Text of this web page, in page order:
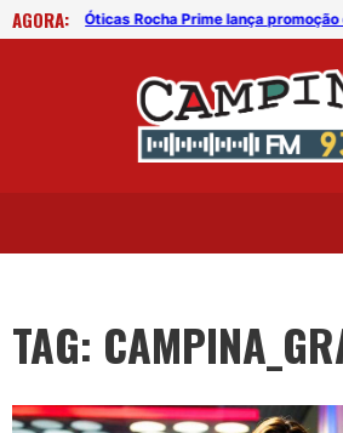
AGORA:
Óticas Rocha Prime lança promoção de Dia dos Pais com brinde exclusivo
TAG: